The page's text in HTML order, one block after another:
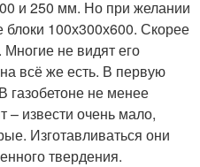
и 250 мм. Но при желании
100х300х600. Скорее
Многие не видят его
всё же есть. В первую
газобетоне не менее
– извести очень мало,
Изготавливаться они
твердения.